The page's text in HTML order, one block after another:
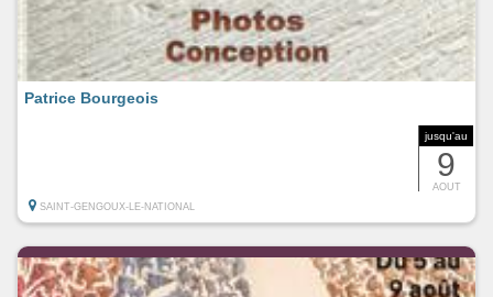
jusqu'au
9
AOUT
Patrice Bourgeois
SAINT-GENGOUX-LE-NATIONAL